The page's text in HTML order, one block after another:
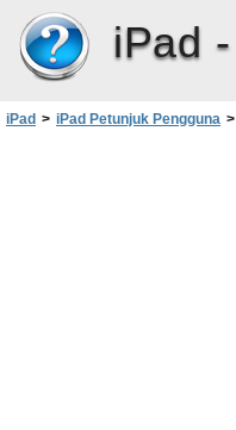
iPad -
iPad > iPad Petunjuk Pengguna >